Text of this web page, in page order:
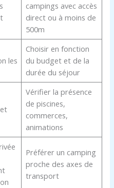
campings avec accès
direct ou à moins de
500m
les
Choisir en fonction
du budget et de la
durée du séjour
Vérifier la présence
de piscines,
commerces,
animations
Préférer un camping
proche des axes de
transport